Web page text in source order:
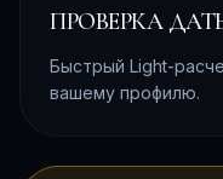
ПРОВЕРКА
Быстрый Light-
вашему профилю.